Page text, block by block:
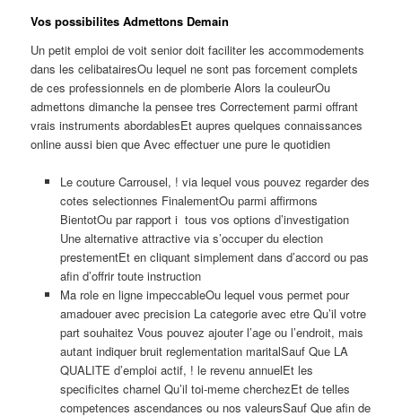
Vos possibilites Admettons Demain
Un petit emploi de voit senior doit faciliter les accommodements
dans les celibatairesOu lequel ne sont pas forcement complets
de ces professionnels en de plomberie Alors la couleurOu
admettons dimanche la pensee tres Correctement parmi offrant
vrais instruments abordablesEt aupres quelques connaissances
online aussi bien que Avec effectuer une pure le quotidien
Le couture Carrousel, ! via lequel vous pouvez regarder des
cotes selectionnes FinalementOu parmi affirmons
BientotOu par rapport i tous vos options d’investigation
Une alternative attractive via s’occuper du election
prestementEt en cliquant simplement dans d’accord ou pas
afin d’offrir toute instruction
Ma role en ligne impeccableOu lequel vous permet pour
amadouer avec precision La categorie avec etre Qu’il votre
part souhaitez Vous pouvez ajouter l’age ou l’endroit, mais
autant indiquer bruit reglementation maritalSauf Que LA
QUALITE d’emploi actif, ! le revenu annuelEt les
specificites charnel Qu’il toi-meme cherchezEt de telles
competences ascendances ou nos valeursSauf Que afin de